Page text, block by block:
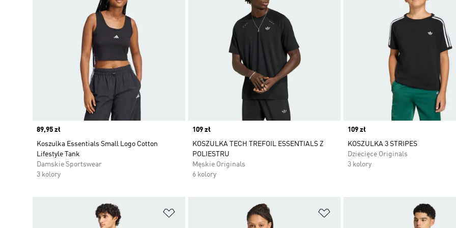
Price
89,95 zł
Koszulka Essentials Small Logo Cotton
Lifestyle Tank
Damskie Sportswear
3 kolory
Price
109 zł
KOSZULKA TECH TREFOIL ESSENTIALS Z
POLIESTRU
Męskie Originals
6 kolory
Price
109 zł
KOSZULKA 3 STRIPES
Dziecięce Originals
3 kolory
Dodaj do listy życzeń